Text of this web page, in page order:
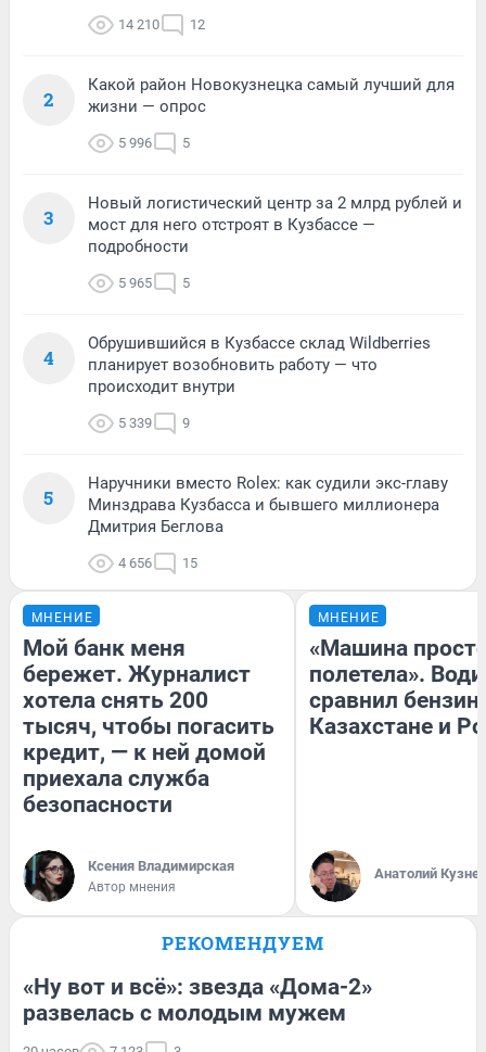
14 210 12
2
Какой район Новокузнецка самый лучший для
жизни — опрос
5 996 5
3
Новый логистический центр за 2 млрд рублей и
мост для него отстроят в Кузбассе —
подробности
5 965 5
4
Обрушившийся в Кузбассе склад Wildberries
планирует возобновить работу — что
происходит внутри
5 339 9
5
Наручники вместо Rolex: как судили экс-главу
Минздрава Кузбасса и бывшего миллионера
Дмитрия Беглова
4 656 15
МНЕНИЕ
Мой банк меня
бережет. Журналист
хотела снять 200
тысяч, чтобы погасить
кредит, — к ней домой
приехала служба
безопасности
Ксения Владимирская
Автор мнения
МНЕНИЕ
«Машина
полетела».
сравнил бензин
Казахстане и
Анатолий
РЕКОМЕНДУЕМ
«Ну вот и всё»: звезда «Дома-2»
развелась с молодым мужем